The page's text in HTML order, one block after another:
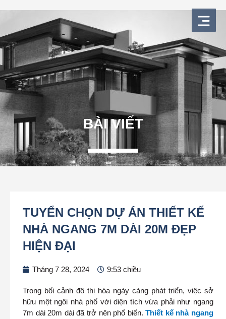
dung
BÀI VIẾT
TUYỂN CHỌN DỰ ÁN THIẾT KẾ
NHÀ NGANG 7M DÀI 20M ĐẸP
HIỆN ĐẠI
Tháng 7 28, 2024 9:53 chiều
Trong bối cảnh đô thị hóa ngày càng phát triển, việc sở
hữu một ngôi nhà phố với diện tích vừa phải như ngang
7m dài 20m dài đã trở nên phổ biến.Thiết kế nhà ngang